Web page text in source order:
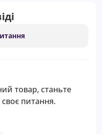
товар, станьте
питання.